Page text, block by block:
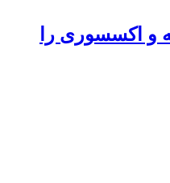
و اکسسوری را